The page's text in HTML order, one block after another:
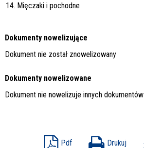
14. Mięczaki i pochodne
Dokumenty nowelizujące
Dokument nie został znowelizowany
Dokumenty nowelizowane
Dokument nie nowelizuje innych dokumentów
Pdf Drukuj